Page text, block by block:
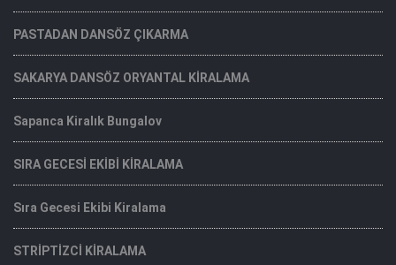
PASTADAN DANSÖZ ÇIKARMA
SAKARYA DANSÖZ ORYANTAL KİRALAMA
Sapanca Kiralık Bungalov
SIRA GECESİ EKİBİ KİRALAMA
Sıra Gecesi Ekibi Kiralama
STRİPTİZCİ KİRALAMA